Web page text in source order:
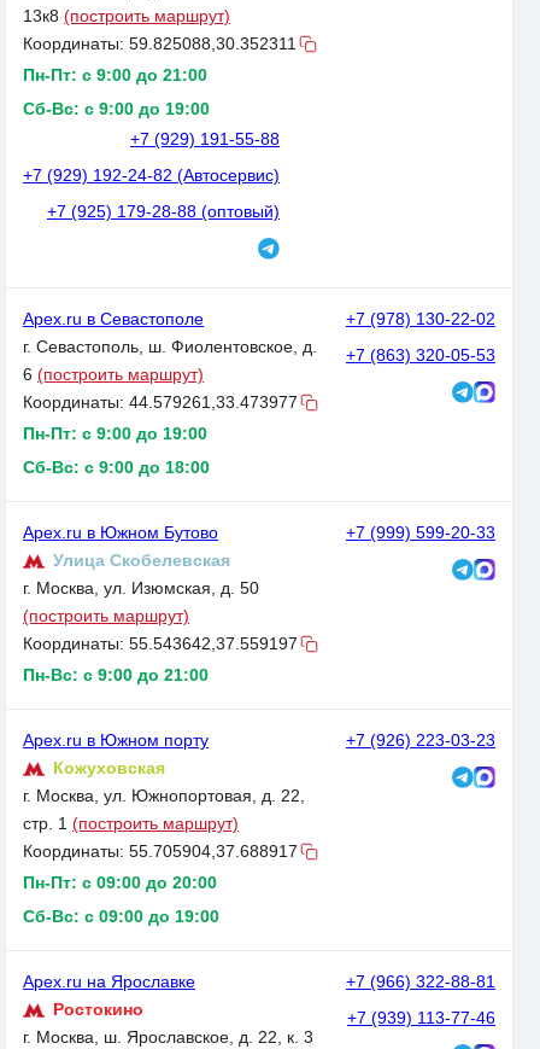
13к8 (построить маршрут)
Координаты: 59.825088,30.352311
Пн-Пт: с 9:00 до 21:00
Сб-Вс: с 9:00 до 19:00
+7 (929) 191-55-88
+7 (929) 192-24-82 (Автосервис)
+7 (925) 179-28-88 (оптовый)
Apex.ru в Севастополе
г. Севастополь, ш. Фиолентовское, д.
6 (построить маршрут)
Координаты: 44.579261,33.473977
Пн-Пт: с 9:00 до 19:00
Сб-Вс: с 9:00 до 18:00
+7 (978) 130-22-02
+7 (863) 320-05-53
Apex.ru в Южном Бутово
Улица Скобелевская
г. Москва, ул. Изюмская, д. 50
(построить маршрут)
Координаты: 55.543642,37.559197
Пн-Вс: с 9:00 до 21:00
+7 (999) 599-20-33
Apex.ru в Южном порту
Кожуховская
г. Москва, ул. Южнопортовая, д. 22,
стр. 1 (построить маршрут)
Координаты: 55.705904,37.688917
Пн-Пт: с 09:00 до 20:00
Сб-Вс: с 09:00 до 19:00
+7 (926) 223-03-23
Apex.ru на Ярославке
Ростокино
г. Москва, ш. Ярославское, д. 22, к. 3
+7 (966) 322-88-81
+7 (939) 113-77-46